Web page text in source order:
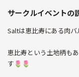
サークルイベントの
Saltは恵比寿にある肉
恵比寿という土地柄も
す🌷🌷